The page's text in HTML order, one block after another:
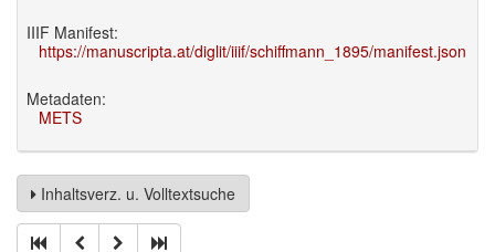
IIIF Manifest:
https://manuscripta.at/diglit/iiif/schiffmann_1895/manifest.json
Metadaten:
METS
Inhaltsverz. u. Volltextsuche